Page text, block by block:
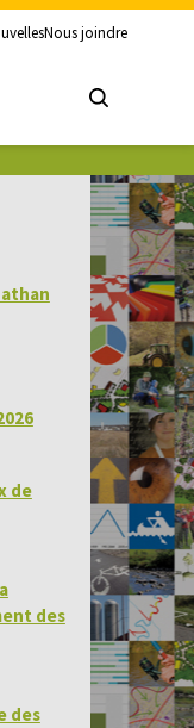
Nous joindre
de
des
des